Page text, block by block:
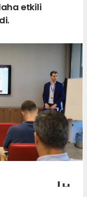
etkili